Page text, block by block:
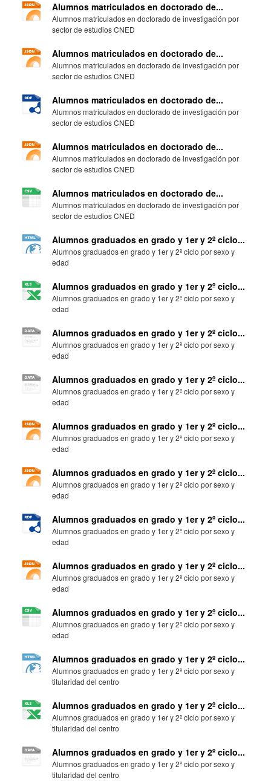
Alumnos matriculados en doctorado de...
Alumnos matriculados en doctorado de investigación por
sector de estudios CNED
Alumnos matriculados en doctorado de...
Alumnos matriculados en doctorado de investigación por
sector de estudios CNED
Alumnos matriculados en doctorado de...
Alumnos matriculados en doctorado de investigación por
sector de estudios CNED
Alumnos matriculados en doctorado de...
Alumnos matriculados en doctorado de investigación por
sector de estudios CNED
Alumnos matriculados en doctorado de...
Alumnos matriculados en doctorado de investigación por
sector de estudios CNED
Alumnos graduados en grado y 1er y 2º ciclo...
Alumnos graduados en grado y 1er y 2º ciclo por sexo y
edad
Alumnos graduados en grado y 1er y 2º ciclo...
Alumnos graduados en grado y 1er y 2º ciclo por sexo y
edad
Alumnos graduados en grado y 1er y 2º ciclo...
Alumnos graduados en grado y 1er y 2º ciclo por sexo y
edad
Alumnos graduados en grado y 1er y 2º ciclo...
Alumnos graduados en grado y 1er y 2º ciclo por sexo y
edad
Alumnos graduados en grado y 1er y 2º ciclo...
Alumnos graduados en grado y 1er y 2º ciclo por sexo y
edad
Alumnos graduados en grado y 1er y 2º ciclo...
Alumnos graduados en grado y 1er y 2º ciclo por sexo y
edad
Alumnos graduados en grado y 1er y 2º ciclo...
Alumnos graduados en grado y 1er y 2º ciclo por sexo y
edad
Alumnos graduados en grado y 1er y 2º ciclo...
Alumnos graduados en grado y 1er y 2º ciclo por sexo y
edad
Alumnos graduados en grado y 1er y 2º ciclo...
Alumnos graduados en grado y 1er y 2º ciclo por sexo y
edad
Alumnos graduados en grado y 1er y 2º ciclo...
Alumnos graduados en grado y 1er y 2º ciclo por sexo y
titularidad del centro
Alumnos graduados en grado y 1er y 2º ciclo...
Alumnos graduados en grado y 1er y 2º ciclo por sexo y
titularidad del centro
Alumnos graduados en grado y 1er y 2º ciclo...
Alumnos graduados en grado y 1er y 2º ciclo por sexo y
titularidad del centro